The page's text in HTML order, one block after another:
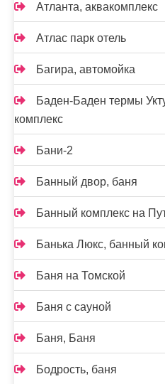
Атланта, аквакомплекс
Атлас парк отель
Багира, автомойка
Баден-Баден термы
комплекс
Бани-2
Банный двор, баня
Банный комплекс на
Банька Люкс, банный
Баня на Томской
Баня с сауной
Баня, Баня
Бодрость, баня